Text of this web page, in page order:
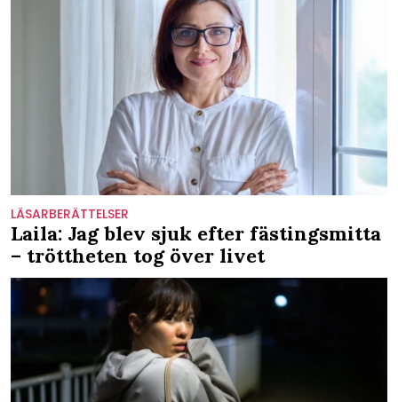
LÄSARBERÄTTELSER
Laila: Jag blev sjuk efter fästingsmitta
– tröttheten tog över livet